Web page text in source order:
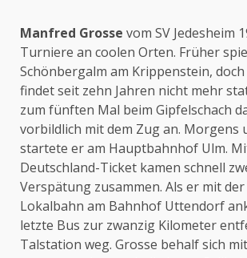
Manfred Grosse vom SV Jedesheim
Turniere an coolen Orten. Früher
Schönbergalm am Krippenstein,
findet seit zehn Jahren nicht mehr
zum fünften Mal beim Gipfelschach
vorbildlich mit dem Zug an. Morgens
startete er am Hauptbahnhof Ulm.
Deutschland-Ticket kamen schnell
Verspätung zusammen. Als er mit
Lokalbahn am Bahnhof Uttendorf
letzte Bus zur zwanzig Kilometer
Talstation weg. Grosse behalf sich